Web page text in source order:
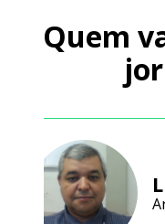
Quem